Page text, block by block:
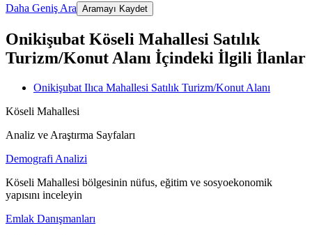
Daha Geniş Ara Aramayı Kaydet
Onikişubat Köseli Mahallesi Satılık
Turizm/Konut Alanı İçindeki İlgili İlanlar
Onikişubat Ilıca Mahallesi Satılık Turizm/Konut Alanı
Köseli Mahallesi
Analiz ve Araştırma Sayfaları
Demografi Analizi
Köseli Mahallesi bölgesinin nüfus, eğitim ve sosyoekonomik
yapısını inceleyin
Emlak Danışmanları